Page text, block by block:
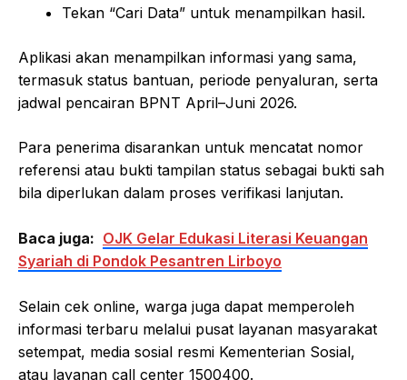
Tekan “Cari Data” untuk menampilkan hasil.
Aplikasi akan menampilkan informasi yang sama,
termasuk status bantuan, periode penyaluran, serta
jadwal pencairan BPNT April–Juni 2026.
Para penerima disarankan untuk mencatat nomor
referensi atau bukti tampilan status sebagai bukti sah
bila diperlukan dalam proses verifikasi lanjutan.
Baca juga: OJK Gelar Edukasi Literasi Keuangan
Syariah di Pondok Pesantren Lirboyo
Selain cek online, warga juga dapat memperoleh
informasi terbaru melalui pusat layanan masyarakat
setempat, media sosial resmi Kementerian Sosial,
atau layanan call center 1500400.